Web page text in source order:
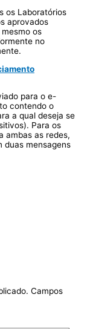
os Laboratórios
aprovados
mesmo os
no
para o e-
contendo o
a qual deseja se
Para os
ambas as redes,
duas mensagens
Campos